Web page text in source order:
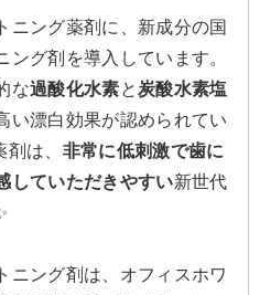
ニング薬剤に、新成分の国
グ剤を導入しています。
な過酸化水素と炭酸水素塩
い漂白効果が認められてい
は、 非常に低刺激で歯に
していただきやすい新世代
ニング剤は、オフィスホワ